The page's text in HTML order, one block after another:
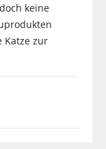
keine
Katze zur